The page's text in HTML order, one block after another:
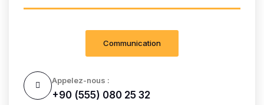
Communication
Appelez-nous :
+90 (555) 080 25 32